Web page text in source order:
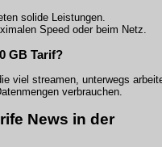
solide Leistungen.
Speed oder beim Netz.
GB Tarif?
viel streamen, unterwegs
verbrauchen.
News in der